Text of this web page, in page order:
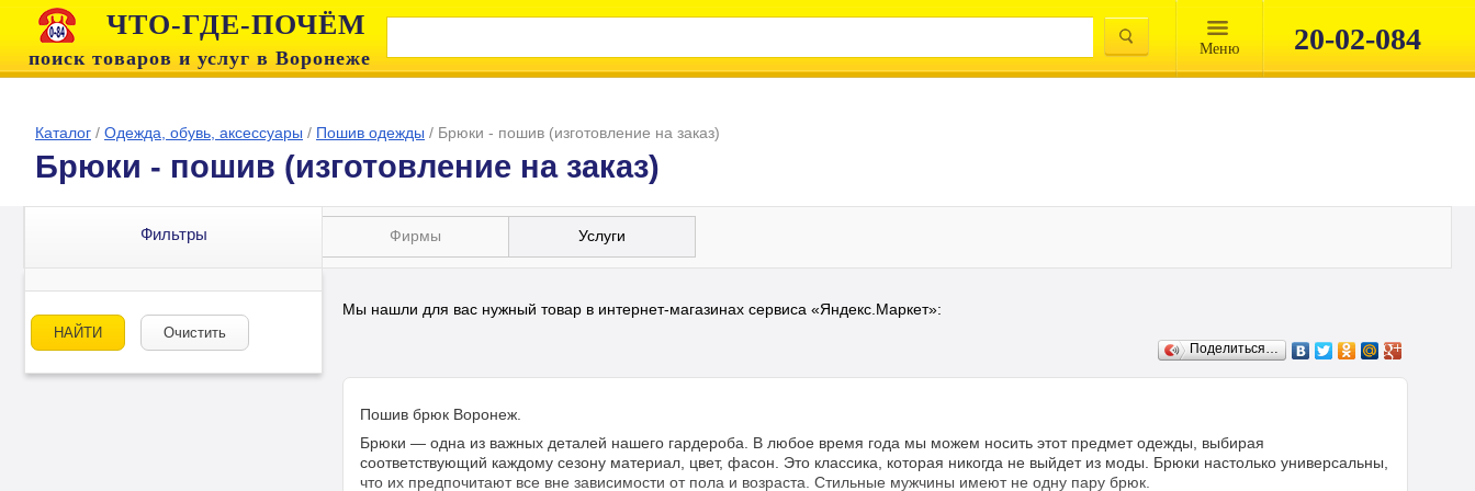
ЧТО-ГДЕ-ПОЧЁМ
поиск товаров и услуг в Воронеже Mеню 20-02-084
Каталог / Одежда, обувь, аксессуары / Пошив одежды / Брюки - пошив (изготовление на заказ)
Брюки - пошив (изготовление на заказ)
Фильтры Фирмы Услуги
НАЙТИ Очистить
Мы нашли для вас нужный товар в интернет-магазинах сервиса «Яндекс.Маркет»:
Поделиться…
Пошив брюк Воронеж.
Брюки — одна из важных деталей нашего гардероба. В любое время года мы можем носить этот предмет одежды, выбирая
соответствующий каждому сезону материал, цвет, фасон. Это классика, которая никогда не выйдет из моды. Брюки настолько универсальны,
что их предпочитают все вне зависимости от пола и возраста. Стильные мужчины имеют не одну пару брюк.